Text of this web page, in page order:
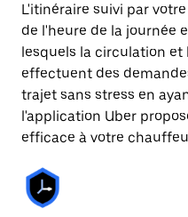
L'itinéraire suivi par
de l'heure de la journée
lesquels la circulation et
effectuent des
trajet sans stress en
l'application Uber
efficace à votre